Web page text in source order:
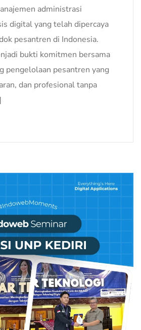
administrasi
digital yang telah dipercaya
pesantren di Indonesia.
bukti komitmen bersama
pengelolaan pesantren yang
dan profesional tanpa